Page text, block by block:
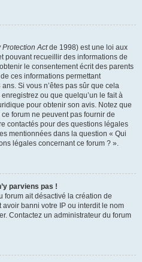
Protection Actde 1998) est une loi aux
pouvant recueillir des informations de
le consentement écrit des parents
ces informations permettant
Si vous n’êtes pas sûr que cela
ou que quelqu’un le fait à
pour obtenir son avis. Notez que
forum ne peuvent pas fournir de
contactés pour des questions légales
mentionnées dans la question « Qui
légales concernant ce forum ? ».
parviens pas !
forum ait désactivé la création de
banni votre IP ou interdit le nom
Contactez un administrateur du forum